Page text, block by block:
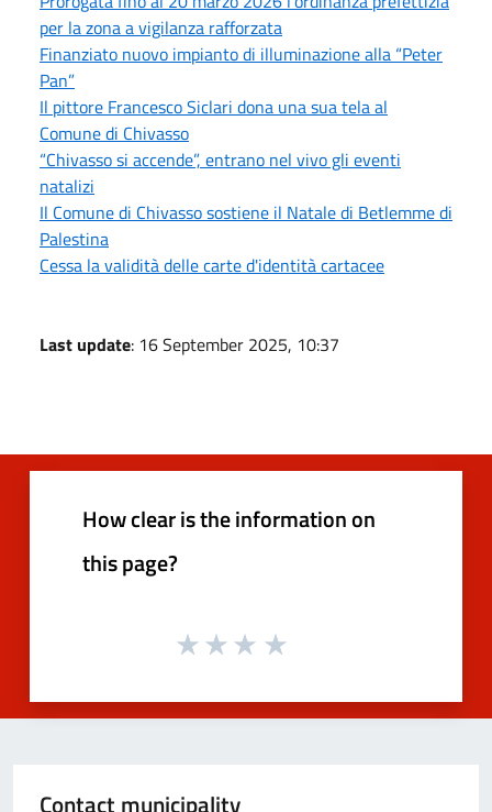
per la zona a vigilanza rafforzata
Finanziato nuovo impianto di illuminazione alla “Peter
Pan”
Il pittore Francesco Siclari dona una sua tela al
Comune di Chivasso
“Chivasso si accende”, entrano nel vivo gli eventi
natalizi
Il Comune di Chivasso sostiene il Natale di Betlemme di
Palestina
Cessa la validità delle carte d'identità cartacee
Last update: 16 September 2025, 10:37
How clear is the information on
this page?
Contact municipality